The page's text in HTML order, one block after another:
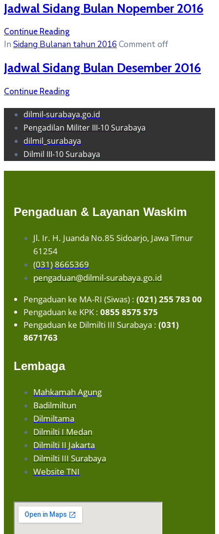
Jadwal Sidang Bulan Nopember 2016
Continue Reading
In Sidang Bulanan tahun 2016 Comment off
Jadwal Sidang Bulan Desember 2016
Continue Reading
dilmil-surabaya.go.id
Pengadilan Militer III-10 Surabaya
dilmil_surabaya
Dilmil III-10 Surabaya
Pengaduan & Layanan Waskim
Jl. Ir. H. Juanda No.85 Sidoarjo, Jawa Timur
61254
(031) 8665369
pengaduan@dilmil-surabaya.go.id
Pengaduan ke MA-RI (Siwas) : (021) 255 783 00
Pengaduan ke KPK : 0855 8575 575
Pengaduan ke Dilmilti III Surabaya : (031)
8671763
Lembaga
Mahkamah Agung
Badilmiltun
Dilmiltama
Dilmilti I Medan
Dilmilti II Jakarta
Dilmilti III Surabaya
Website TNI